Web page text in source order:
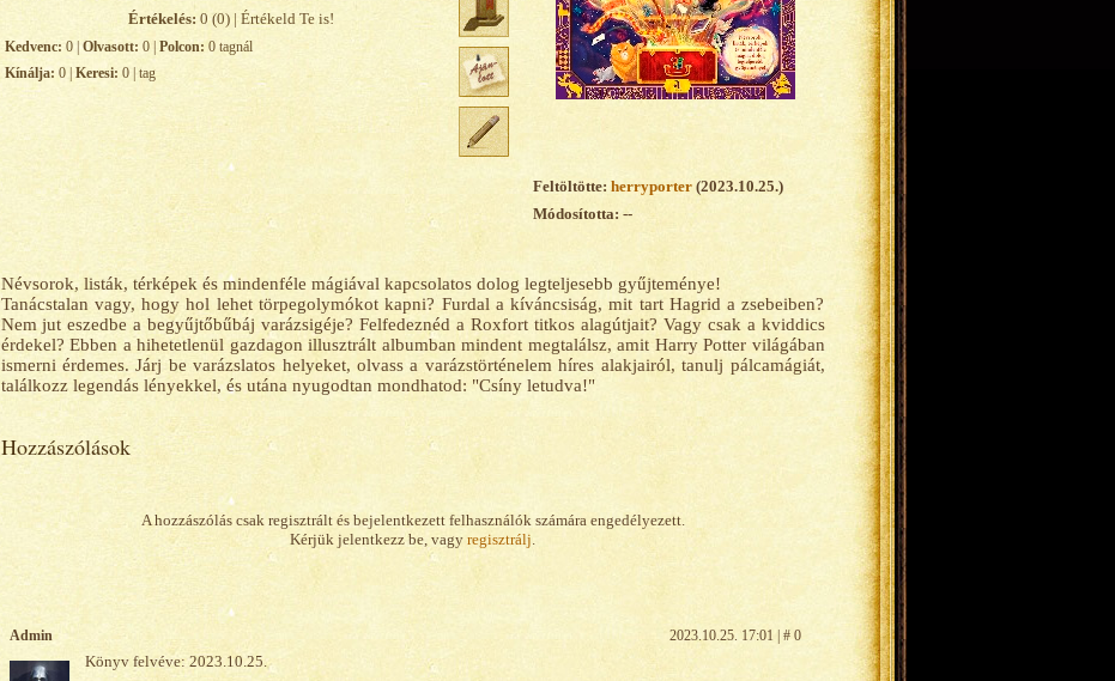
Feltöltötte: herryporter(2023.10.25.)
Módosította: --
Értékelés:0 (0) | Értékeld Te is!
Kedvenc: 0 | Olvasott: 0 | Polcon: 0 tagnál
Kínálja: 0 | Keresi: 0 | tag
Névsorok, listák, térképek és mindenféle mágiával kapcsolatos dolog legteljesebb gyűjteménye!
Tanácstalan vagy, hogy hol lehet törpegolymókot kapni? Furdal a kíváncsiság, mit tart Hagrid a zsebeiben?
Nem jut eszedbe a begyűjtőbűbáj varázsigéje? Felfedeznéd a Roxfort titkos alagútjait? Vagy csak a kviddics
érdekel? Ebben a hihetetlenül gazdagon illusztrált albumban mindent megtalálsz, amit Harry Potter világában
ismerni érdemes. Járj be varázslatos helyeket, olvass a varázstörténelem híres alakjairól, tanulj pálcamágiát,
találkozz legendás lényekkel, és utána nyugodtan mondhatod: "Csíny letudva!"
Hozzászólások
A hozzászólás csak regisztrált és bejelentkezett felhasználók számára engedélyezett.
Kérjük jelentkezz be, vagy regisztrálj.
Admin 2023.10.25. 17:01 | # 0
Könyv felvéve: 2023.10.25.